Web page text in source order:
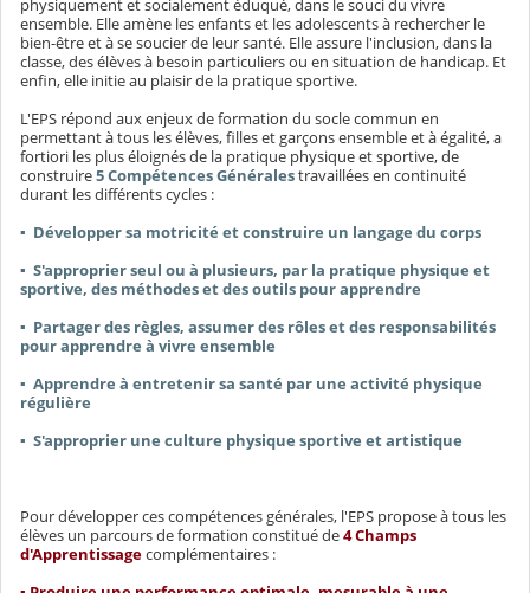
physiquement et socialement éduqué, dans le souci du vivre
ensemble. Elle amène les enfants et les adolescents à rechercher le
bien-être et à se soucier de leur santé. Elle assure l'inclusion, dans la
classe, des élèves à besoin particuliers ou en situation de handicap. Et
enfin, elle initie au plaisir de la pratique sportive.
L'EPS répond aux enjeux de formation du socle commun en
permettant à tous les élèves, filles et garçons ensemble et à égalité, a
fortiori les plus éloignés de la pratique physique et sportive, de
construire5 Compétences Généralestravaillées en continuité
durant les différents cycles :
▪ Développer sa motricité et construire un langage du corps
▪ S'approprier seul ou à plusieurs, par la pratique physique et
sportive, des méthodes et des outils pour apprendre
▪ Partager des règles, assumer des rôles et des responsabilités
pour apprendre à vivre ensemble
▪ Apprendre à entretenir sa santé par une activité physique
régulière
▪ S'approprier une culture physique sportive et artistique
Pour développer ces compétences générales, l'EPS propose à tous les
élèves un parcours de formation constitué de4 Champs
d'Apprentissagecomplémentaires :